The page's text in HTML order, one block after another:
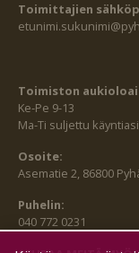
Toimittajien
Toimiston
Ke-Pe 9-13
Ma-Ti suljettu
Osoite:
Asematie 2, 86800
Puhelin:
040 772 0231